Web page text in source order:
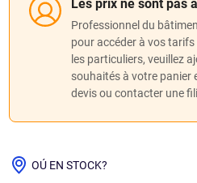
Les prix ne sont pas
Professionnel du
pour accéder à vos
les particuliers, veuillez
souhaités à votre panier
devis ou contacter une
OÚ EN STOCK?